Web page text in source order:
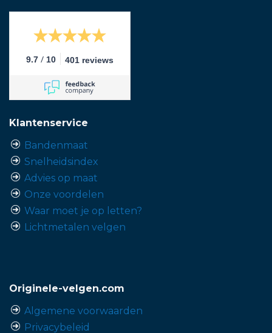
9.7 / 10 401 reviews
Klantenservice
Bandenmaat
Snelheidsindex
Advies op maat
Onze voordelen
Waar moet je op letten?
Lichtmetalen velgen
Originele-velgen.com
Algemene voorwaarden
Privacybeleid